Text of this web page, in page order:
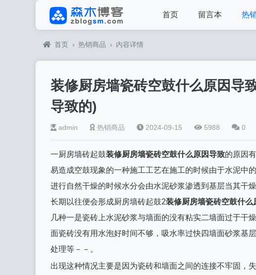
首页 留言本 热
首页 › 热销商品 › 内容详情
装修厨房墙瓷砖空鼓什么原因导
导致的)
admin 热销商品 2024-09-15 5988 0
一厨房墙砖起鼓装修厨房墙瓷砖空鼓什么原因导致的原因
易造成空鼓现象的一种施工工艺在施工的时候由于水泥中
进行自然干燥的时候水分会由水泥砂浆渗透到基层当其干
长期以往便会形成厨房墙砖起鼓2装修厨房墙瓷砖空鼓什么
几种一是瓷砖上水泥砂浆与墙面的没有粘实二墙面过于干
面瓷砖没有用水泡好时间不够，吸水率过快四墙面砂浆基
处理等－－。
出现这种情况主要是因为瓷砖和墙面之间的连接不牢固，